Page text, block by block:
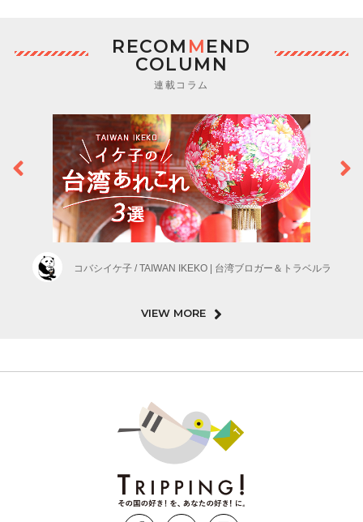
RECOM MEND
COLUMN
連載コラム
コバシイケ子 / TAIWAN IKEKO | 台湾ブロガー＆トラベルラ
VIEW MORE